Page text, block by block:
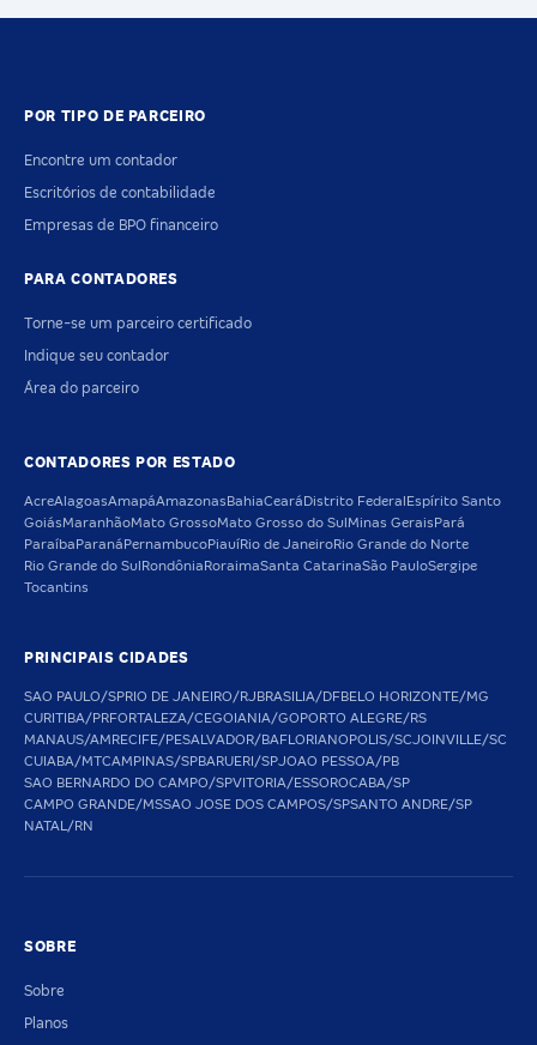
POR TIPO DE PARCEIRO
Encontre um contador
Escritórios de contabilidade
Empresas de BPO financeiro
PARA CONTADORES
Torne-se um parceiro certificado
Indique seu contador
Área do parceiro
CONTADORES POR ESTADO
AcreAlagoasAmapáAmazonas BahiaCeará Distrito Federal Espírito Santo
GoiásMaranhãoMato GrossoMato Grosso do Sul Minas Gerais Pará
Paraíba Paraná PernambucoPiauíRio de JaneiroRio Grande do Norte
Rio Grande do Sul Rondônia RoraimaSanta CatarinaSão PauloSergipe
Tocantins
PRINCIPAIS CIDADES
SAO PAULO/SPRIO DE JANEIRO/RJBRASILIA/DFBELO HORIZONTE/MG
CURITIBA/PRFORTALEZA/CEGOIANIA/GOPORTO ALEGRE/RS
MANAUS/AMRECIFE/PESALVADOR/BAFLORIANOPOLIS/SCJOINVILLE/SC
CUIABA/MTCAMPINAS/SPBARUERI/SPJOAO PESSOA/PB
SAO BERNARDO DO CAMPO/SPVITORIA/ESSOROCABA/SP
CAMPO GRANDE/MSSAO JOSE DOS CAMPOS/SPSANTO ANDRE/SP
NATAL/RN
SOBRE
Sobre
Planos